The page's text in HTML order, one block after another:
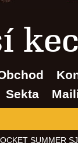
Sekta
SUMMER